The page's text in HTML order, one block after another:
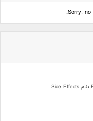
Sorry, no